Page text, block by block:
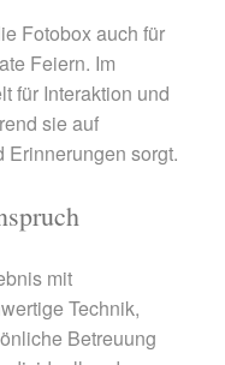
Fotobox auch für
Feiern. Im
für Interaktion und
sie auf
Erinnerungen sorgt.
mit
Technik,
Betreuung